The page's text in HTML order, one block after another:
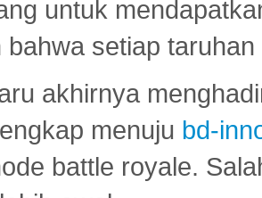
untuk
bahwa setiap
akhirnya
menuju bd-
battle royale.